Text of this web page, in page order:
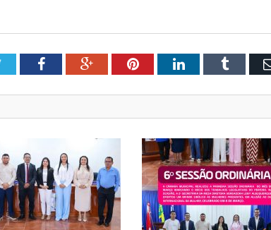
TwitterFacebookGoogle+PinterestLinkedInTumblr